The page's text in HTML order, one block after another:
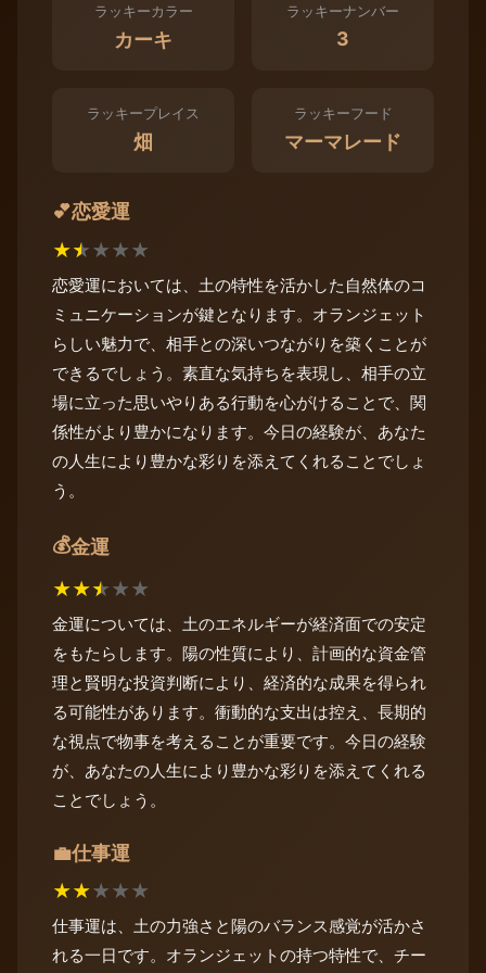
ラッキーカラー
カーキ
ラッキーナンバー
3
ラッキープレイス
畑
ラッキーフード
マーマレード
💕恋愛運
★★★★★
恋愛運においては、土の特性を活かした自然体のコ
ミュニケーションが鍵となります。オランジェット
らしい魅力で、相手との深いつながりを築くことが
できるでしょう。素直な気持ちを表現し、相手の立
場に立った思いやりある行動を心がけることで、関
係性がより豊かになります。今日の経験が、あなた
の人生により豊かな彩りを添えてくれることでしょ
う。
💰金運
★★★★★
金運については、土のエネルギーが経済面での安定
をもたらします。陽の性質により、計画的な資金管
理と賢明な投資判断により、経済的な成果を得られ
る可能性があります。衝動的な支出は控え、長期的
な視点で物事を考えることが重要です。今日の経験
が、あなたの人生により豊かな彩りを添えてくれる
ことでしょう。
💼仕事運
★★★★★
仕事運は、土の力強さと陽のバランス感覚が活かさ
れる一日です。オランジェットの持つ特性で、チー